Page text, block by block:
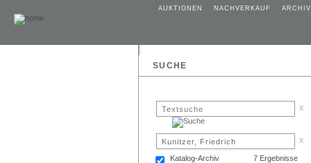
AUKTIONEN NACHVERKAUF ARCHIV
SUCHE
x
x
Katalog-Archiv 7 Ergebnisse